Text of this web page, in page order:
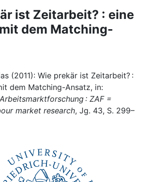
ist Zeitarbeit? : eine
dem Matching-
(2011): Wie prekär ist Zeitarbeit? :
dem Matching-Ansatz, in:
: ZAF =
market research, Jg. 43, S. 299–